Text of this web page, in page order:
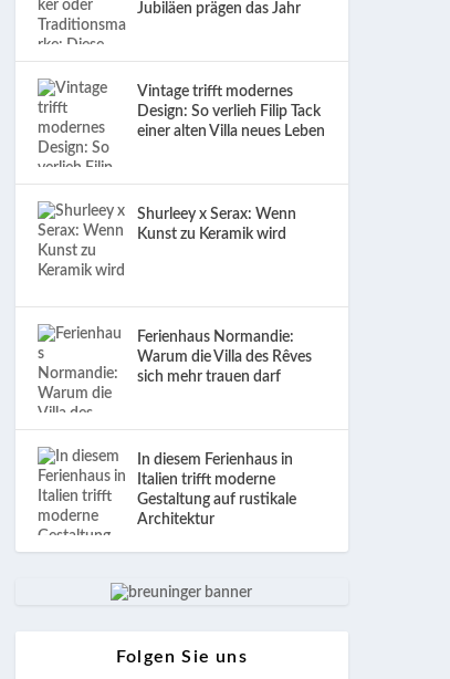
Jubiläen prägen das Jahr
Vintage trifft modernes
Design: So verlieh Filip Tack
einer alten Villa neues Leben
Shurleey x Serax: Wenn
Kunst zu Keramik wird
Ferienhaus Normandie:
Warum die Villa des Rêves
sich mehr trauen darf
In diesem Ferienhaus in
Italien trifft moderne
Gestaltung auf rustikale
Architektur
Folgen Sie uns